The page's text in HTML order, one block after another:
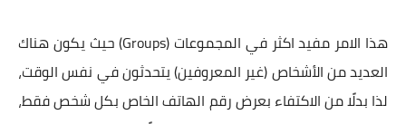
هذا الامر مفيد اكثر في المجموعات (Groups) حيث يكون هناك
العديد من الأشخاص (غير المعروفين) يتحدثون في نفس الوقت،
لذا بدلًا من الاكتفاء بعرض رقم الهاتف الخاص بكل شخص فقط،